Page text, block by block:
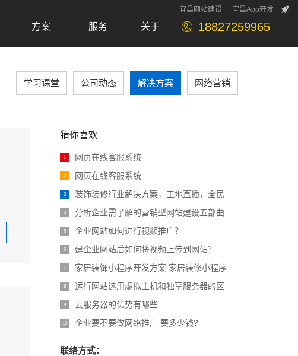
宜昌网站建设 宜昌App开发
18827259965
方案
服务
关于
学习课堂 公司动态 解决方案 网络营销
猜你喜欢
1 网页在线客服系统
2 网页在线客服系统
3 装饰装修行业解决方案，工地直播，全民
4 分析企业需了解的营销型网站建设五部曲
5 企业网站如何进行视频推广？
6 建企业网站后如何将视频上传到网站？
7 家居装饰小程序开发方案 家居装修小程序
8 运行网站选用虚拟主机和独享服务器的区
9 云服务器的优势有哪些
10 企业要不要做网络推广 要多少钱?
联络方式：